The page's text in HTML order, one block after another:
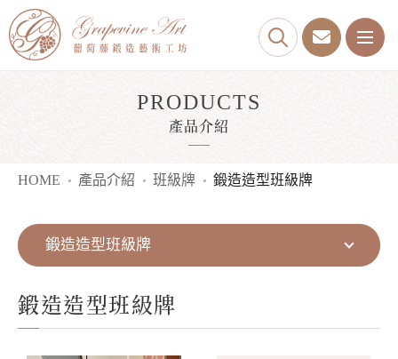
PRODUCTS
產品介紹
HOME 產品介紹 班級牌 鍛造造型班級牌
鍛造造型班級牌
鍛造造型班級牌